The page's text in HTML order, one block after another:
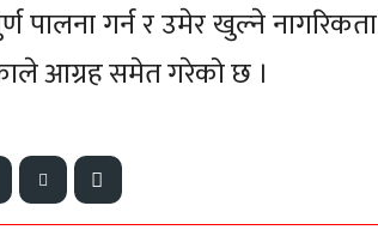
पालना गर्न र उमेर खुल्ने नागरिकता
आग्रह समेत गरेको छ ।